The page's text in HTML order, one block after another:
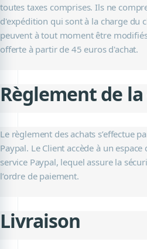
toutes taxes comprises. Ils ne
d'expédition qui sont à la charge du
peuvent à tout moment être
offerte à partir de 45 euros d'achat.
Règlement de
Le règlement des achats s’effectue
Paypal. Le Client accède à un
service Paypal, lequel assure la
l’ordre de paiement.
Livraison